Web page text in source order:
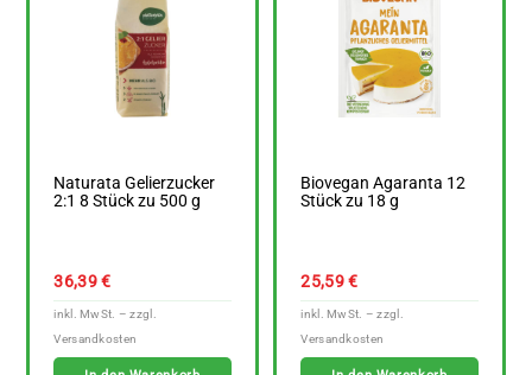
Naturata Gelierzucker
2:1 8 Stück zu 500 g
36,39€
Biovegan Agaranta 12
Stück zu 18 g
25,59€